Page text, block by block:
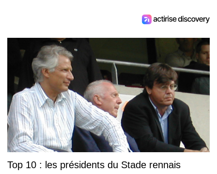
Top 10 : les présidents du Stade rennais